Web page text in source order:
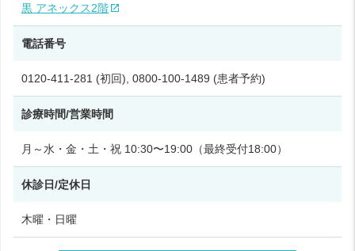
黒 アネックス2階
電話番号
0120-411-281 (初回), 0800-100-1489 (患者予約)
診療時間/営業時間
月～水・金・土・祝 10:30〜19:00（最終受付18:00）
休診日/定休日
木曜・日曜